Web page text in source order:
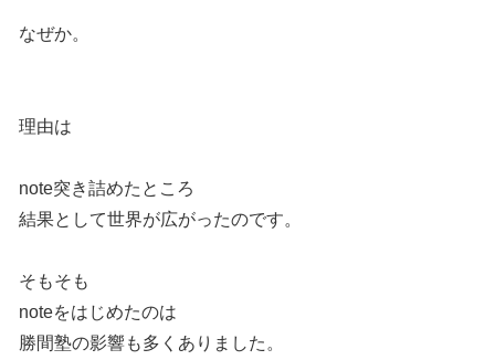
なぜか。
理由は
note突き詰めたところ
結果として世界が広がったのです。
そもそも
noteをはじめたのは
勝間塾の影響も多くありました。